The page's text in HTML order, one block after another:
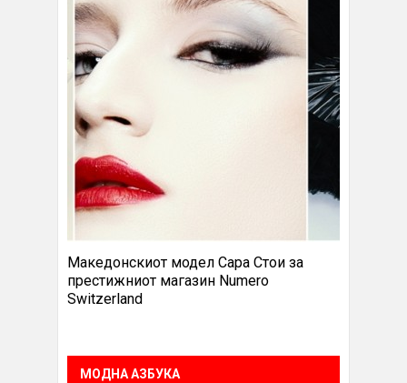
Македонскиот модел Сара Стои за
престижниот магазин Numero
Switzerland
МОДНА АЗБУКА